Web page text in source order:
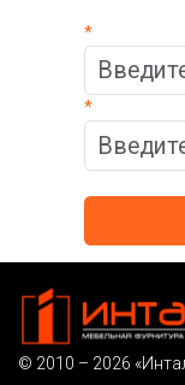
*
*
© 2010 – 2026